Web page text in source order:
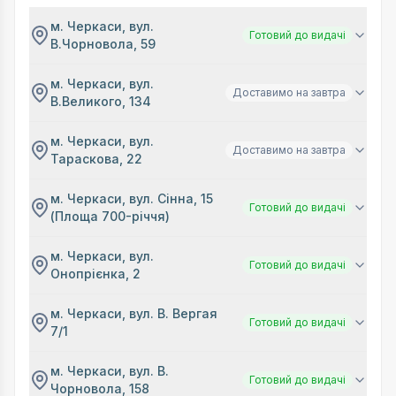
м. Черкаси, вул.
В.Чорновола, 59
Готовий до видачі
м. Черкаси, вул.
В.Великого, 134
Доставимо на завтра
м. Черкаси, вул.
Тараскова, 22
Доставимо на завтра
м. Черкаси, вул. Сінна, 15
(Площа 700-річчя)
Готовий до видачі
м. Черкаси, вул.
Онопрієнка, 2
Готовий до видачі
м. Черкаси, вул. В. Вергая
7/1
Готовий до видачі
м. Черкаси, вул. В.
Чорновола, 158
Готовий до видачі